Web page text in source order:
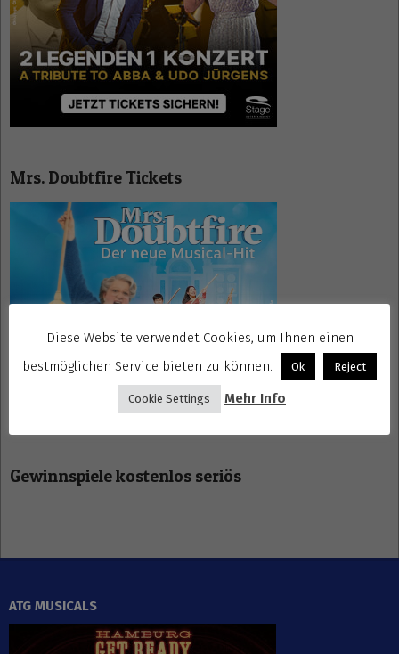
Mrs. Doubtfire Tickets
Gewinnspiele kostenlos seriös
ATG MUSICALS
Diese Website verwendet Cookies, um Ihnen einen
bestmöglichen Service bieten zu können.
Ok Reject
Cookie Settings Mehr Info